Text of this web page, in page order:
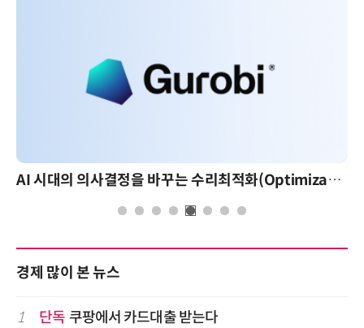
AI 시대의 의사결정을 바꾸는 수리최적화(Optimization): 실제 산업 적용 사례와 활용 전략
경제 많이 본 뉴스
1 단독 쿠팡에서 카드대출 받는다